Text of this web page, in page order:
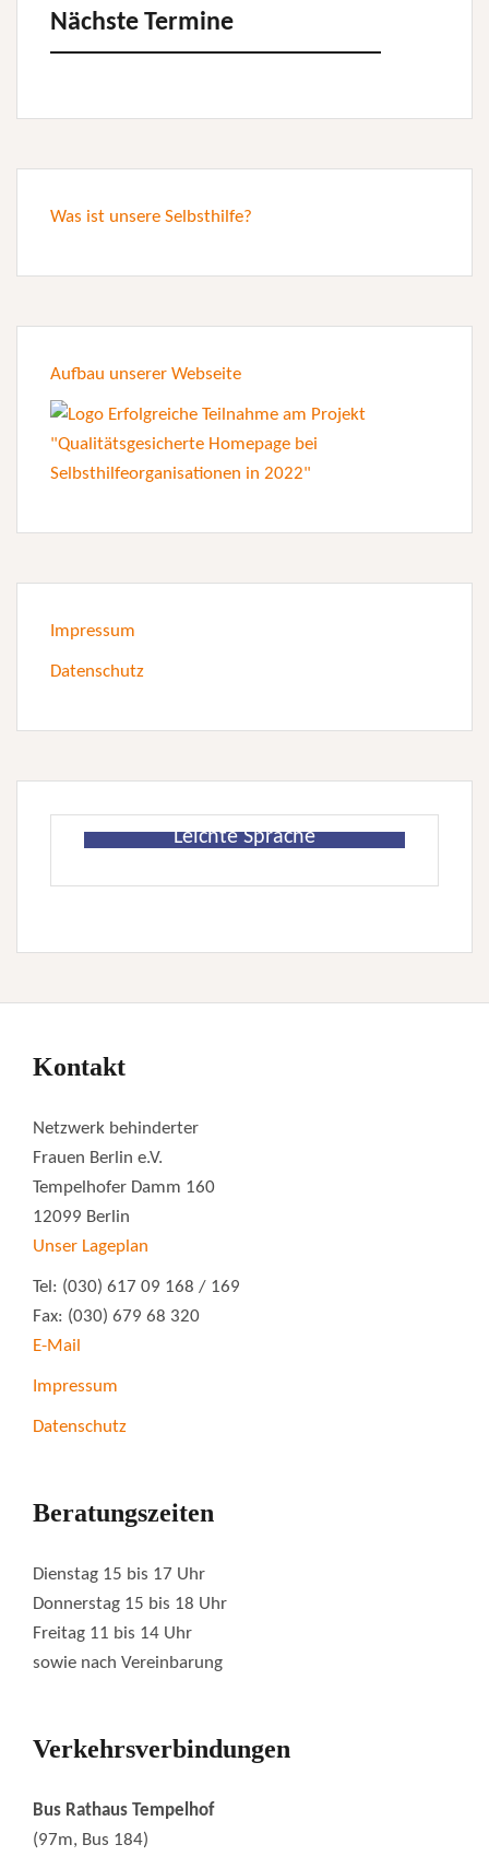
Nächste Termine
Was ist unsere Selbsthilfe?
Aufbau unserer Webseite
Impressum
Datenschutz
Leichte Sprache
Kontakt
Netzwerk behinderter
Frauen Berlin e.V.
Tempelhofer Damm 160
12099 Berlin
Unser Lageplan
Tel: (030) 617 09 168 / 169
Fax: (030) 679 68 320
E-Mail
Impressum
Datenschutz
Beratungszeiten
Dienstag 15 bis 17 Uhr
Donnerstag 15 bis 18 Uhr
Freitag 11 bis 14 Uhr
sowie nach Vereinbarung
Verkehrsverbindungen
Bus Rathaus Tempelhof
(97m, Bus 184)